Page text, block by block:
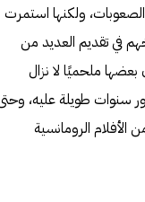
ولكنها استمرت
في تقديم العديد من
بعضها ملحميًا لا نزال
سنوات طويلة عليه،
الأفلام الرومانسية